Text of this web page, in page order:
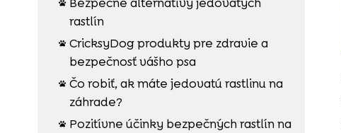

rastlín
 CricksyDog produkty pre zdravie a
bezpečnosť vášho psa
 Čo robiť, ak máte jedovatú rastlinu na
záhrade?

Pozitívne účinky bezpečných rastlín na